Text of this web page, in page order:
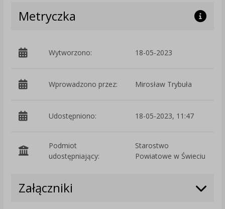
Metryczka
Wytworzono: 18-05-2023
Wprowadzono przez: Mirosław Trybuła
Udostępniono: 18-05-2023, 11:47
Podmiot
udostępniający:
Starostwo
Powiatowe w Świeciu
Załączniki